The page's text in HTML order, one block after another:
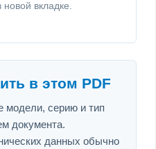
вкладке.
в этом PDF
модели, серию и тип
документа.
данных обычно